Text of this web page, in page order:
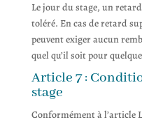
Le jour du stage, un
toléré. En cas de retard
peuvent exiger aucun
quel qu’il soit pour
Article 7 :
stage
Conformément à l’article